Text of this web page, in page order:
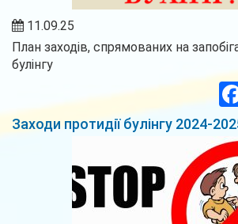
11.09.25
План заходів, спрямованих на
булінгу
Заходи протидії булінгу 2024-